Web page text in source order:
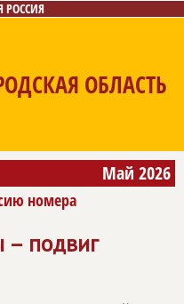
РОССИЯ
ОБЛАСТЬ
Фото/Видео
Газета
Май 2026
номера
– подвиг